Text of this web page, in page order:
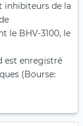
inhibiteurs de la
le BHV-3100, le
est enregistré
(Bourse: